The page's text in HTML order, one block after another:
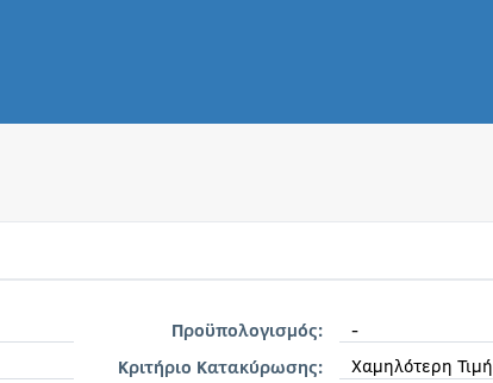
Προϋπολογισμός:
-
Κριτήριο Κατακύρωσης:
Χαμηλότερη Τιμή